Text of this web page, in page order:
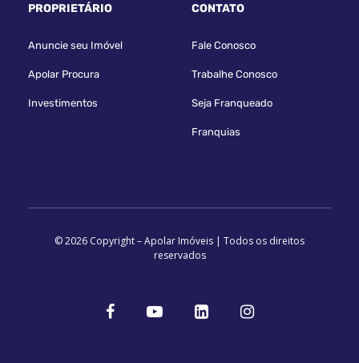
PROPRIETÁRIO
Anuncie seu Imóvel
Apolar Procura
Investimentos
CONTATO
Fale Conosco
Trabalhe Conosco
Seja Franqueado
Franquias
© 2026 Copyright – Apolar Imóveis | Todos os direitos
reservados